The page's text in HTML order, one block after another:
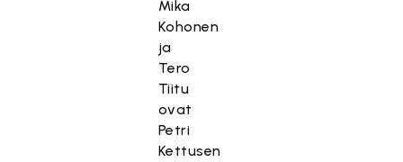
Mika
Kohonen
ja
Tero
Tiitu
ovat
Petri
Kettusen